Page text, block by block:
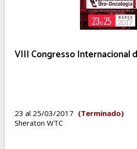
VIII Congresso Internacional
23 al 25/03/2017 (Terminado)
Sheraton WTC